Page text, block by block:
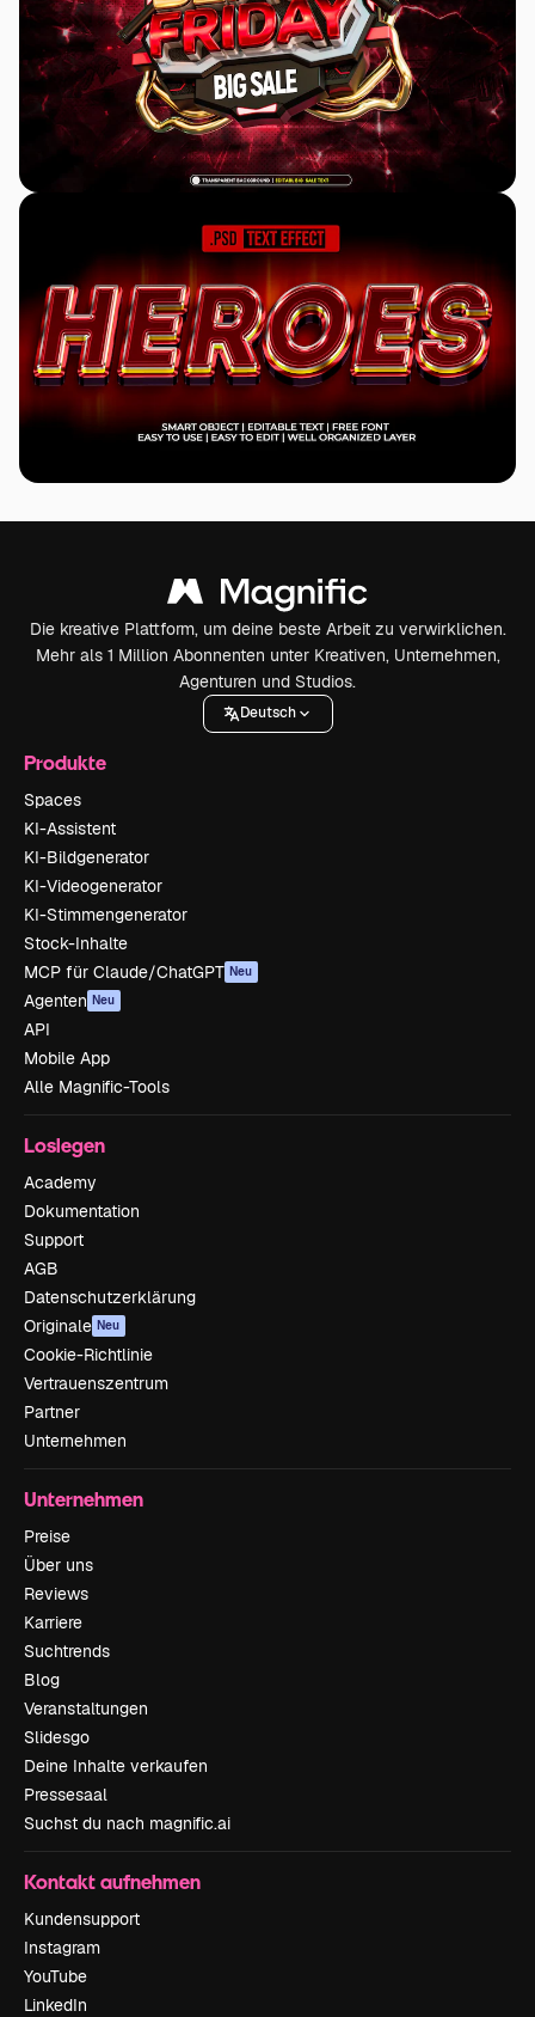
Die kreative Plattform, um deine beste Arbeit zu verwirklichen.
Mehr als 1 Million Abonnenten unter Kreativen, Unternehmen,
Agenturen und Studios.
Deutsch
Produkte
Spaces
KI-Assistent
KI-Bildgenerator
KI-Videogenerator
KI-Stimmengenerator
Stock-Inhalte
MCP für Claude/ChatGPT Neu
Agenten Neu
API
Mobile App
Alle Magnific-Tools
Loslegen
Academy
Dokumentation
Support
AGB
Datenschutzerklärung
Originale Neu
Cookie-Richtlinie
Vertrauenszentrum
Partner
Unternehmen
Unternehmen
Preise
Über uns
Reviews
Karriere
Suchtrends
Blog
Veranstaltungen
Slidesgo
Deine Inhalte verkaufen
Pressesaal
Suchst du nach magnific.ai
Kontakt aufnehmen
Kundensupport
Instagram
YouTube
LinkedIn